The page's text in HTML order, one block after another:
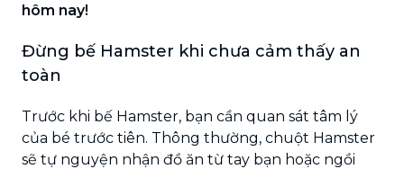
hôm nay!
Đừng bế Hamster khi chưa cảm thấy an
toàn
Trước khi bế Hamster, bạn cần quan sát tâm lý
của bé trước tiên. Thông thường, chuột Hamster
sẽ tự nguyện nhận đồ ăn từ tay bạn hoặc ngồi